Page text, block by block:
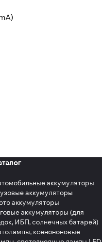
аккумуляторы
аккумуляторы
аккумуляторы
аккумуляторы (для
ИБП, солнечных батарей)
ксенононовые